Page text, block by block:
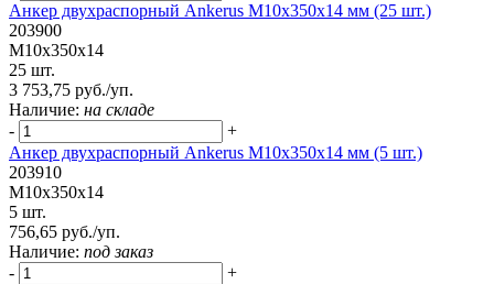
Анкер двухраспорный Ankerus М10х350х14 мм (25 шт.)
203900
М10х350х14
25 шт.
3 753,75 руб./уп.
Наличие: на складе
-
+
Анкер двухраспорный Ankerus М10х350х14 мм (5 шт.)
203910
М10х350х14
5 шт.
756,65 руб./уп.
Наличие: под заказ
-
+